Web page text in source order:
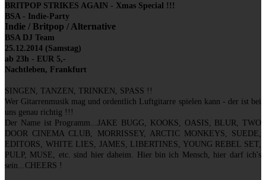
BRITPOP STRIKES AGAIN - Xmas Special !!!
BSA - Indie-Party
Indie / Britpop / Alternative
BSA DJ Team
25.12.2014 (Samstag)
ab 23h - EUR 5,-
Nachtleben, Frankfurt
SINGEN, TANZEN, TRINKEN, SPASS !!
Wer Gitarrenmusik mag und ordentlich Luftgitarre spielen kann - der ist bei
uns genau richtig !!!
Der Name ist Programm...JAKE BUGG, KOOKS, OASIS, BLUR, TWO
DOOR CINEMA CLUB, MORRISSEY, ARCTIC MONKEYS, SUEDE,
EDITORS, WHITE LIES, JAMES, LIBERTINES, YOUNG REBEL SET,
PULP, MUSE, etc. sind hier daheim. Hier bin ich Mensch, hier darf ich's
sein...CHEERS !